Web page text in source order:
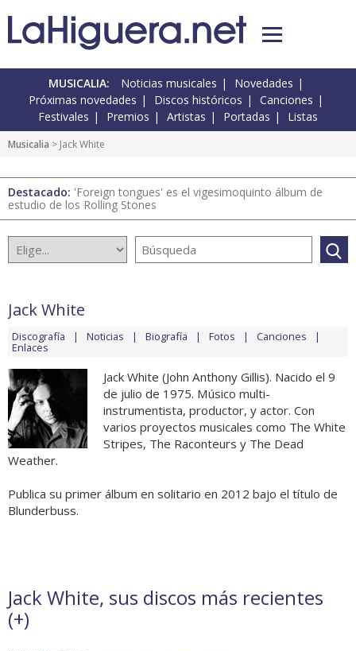
MUSICALIA: Noticias musicales
Novedades
Próximas novedades
Discos históricos
Canciones
Festivales
Premios Artistas Portadas Listas
Musicalia > Jack White
Destacado: 'Foreign tongues' es el vigesimoquinto álbum de
estudio de los Rolling Stones
Jack White
Discografía Noticias Biografía Fotos Canciones
Enlaces
Jack White (John Anthony Gillis). Nacido el 9
de julio de 1975. Músico multi-
instrumentista, productor, y actor. Con
varios proyectos musicales como The White
Stripes, The Raconteurs y The Dead
Weather.
Publica su primer álbum en solitario en 2012 bajo el título de
Blunderbuss.
Jack White, sus discos más recientes
(+)